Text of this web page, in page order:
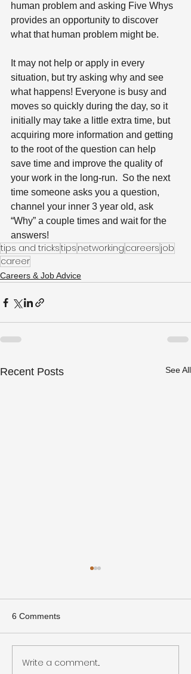
human problem and asking Five Whys
provides an opportunity to discover
what that human problem might be.
It may not help or apply in every
situation, but try asking why and see
what happens! Everyone is busy and
moves so quickly during the day, so it
initially may take a little extra time, but
acquiring more information and getting
to the root of the question can help
save time and improve the quality of
your work in the long-run.  So the next
time someone asks you a question,
channel your inner 3 year old, ask
“Why” a couple times and wait for the
answers!
tips and trickstips networking careers job
career
Careers & Job Advice
Recent Posts See All
KM Q&A Featuring:
6 Comments
Write a comment...